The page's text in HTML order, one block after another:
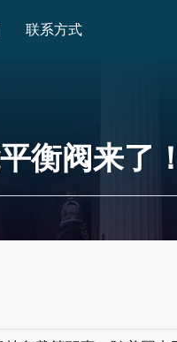
联系方式
衡阀来了！